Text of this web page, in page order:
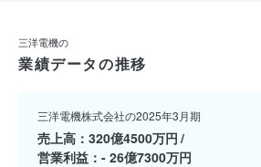
三洋電機の
業績データの推移
三洋電機株式会社の2025年3月期
売上高
320億4500万円
営業利益
- 26億7300万円